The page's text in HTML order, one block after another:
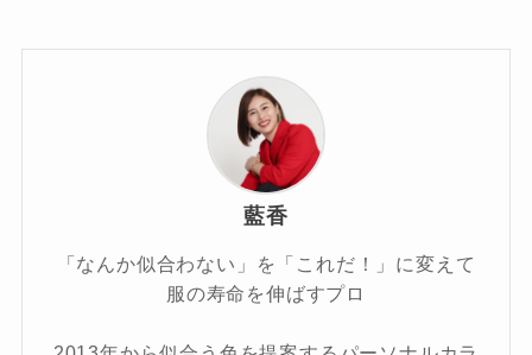
藍香
「なんか似合わない」を「これだ！」に変えて
服の寿命を伸ばすプロ